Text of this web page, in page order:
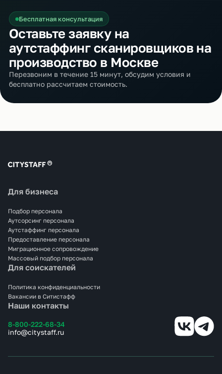
Бесплатная консультация
Оставьте заявку на
аутстаффинг сканировщиков на
производство в Москве
Перезвоним в течение 15 минут, обсудим условия и
бесплатно рассчитаем стоимость.
Наши контакты
8-800-222-68-34
info@citystaff.ru
Для бизнеса
Подбор персонала
Аутсорсинг персонала
Аутстаффинг персонала
Предоставление персонала
Миграционное сопровождение
Массовый подбор персонала
Для соискателей
Политика конфиденциальности
Вакансии в Ситистафф